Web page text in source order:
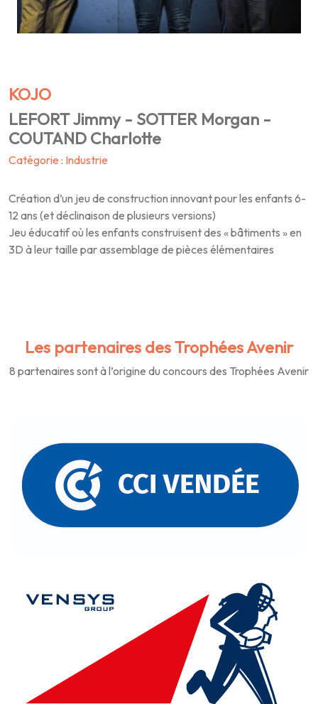
KOJO
LEFORT Jimmy - SOTTER Morgan -
COUTAND Charlotte
Catégorie : Industrie
Création d’un jeu de construction innovant pour les enfants 6-
12 ans (et déclinaison de plusieurs versions)
Jeu éducatif où les enfants construisent des « bâtiments » en
3D à leur taille par assemblage de pièces élémentaires
Les partenaires des Trophées Avenir
8 partenaires sont à l’origine du concours des Trophées Avenir